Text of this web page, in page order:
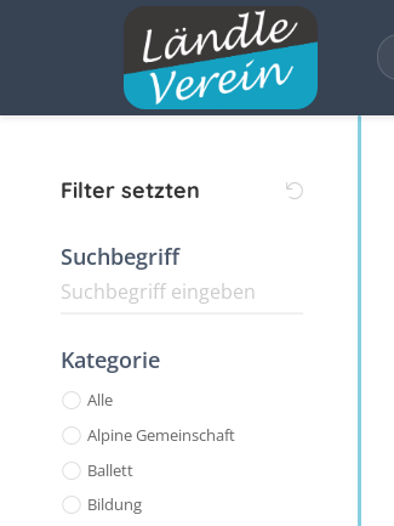
Filter setzten
Suchbegriff
Kategorie
Alle
Alpine Gemeinschaft
Ballett
Bildung